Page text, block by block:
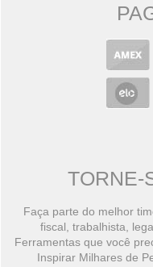
TORNE-
Faça parte do melhor
fiscal, trabalhista,
Ferramentas que você
Inspirar Milhares de